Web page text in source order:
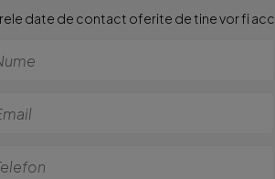
date de contact oferite de tine vor fi